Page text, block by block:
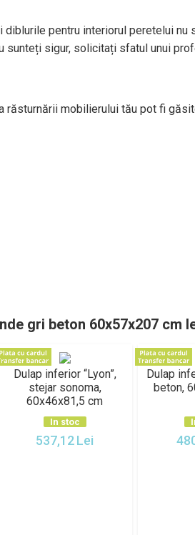
diblurile pentru interiorul peretelui
sunteți sigur, solicitați sfatul unui
răsturnării mobilierului tău pot fi
gri beton 60x57x207 cm
Dulap inferior “Lyon”,
stejar sonoma,
60x46x81,5 cm
In stoc
537,12Lei
Dulap
beton,